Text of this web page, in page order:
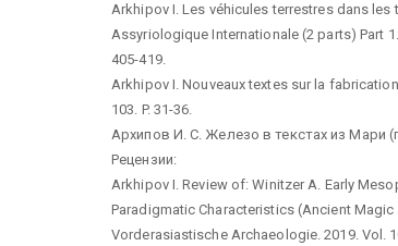
Arkhipov I. Les véhicules terrestres dans les
Assyriologique Internationale (2 parts) Part
405-419.
Arkhipov I. Nouveaux textes sur la
103. P. 31-36.
Архипов И. С. Железо в текстах из Мари
Рецензии:
Arkhipov I. Review of: Winitzer A. Early
Paradigmatic Characteristics (Ancient
Vorderasiastische Archaeologie. 2019. Vol.